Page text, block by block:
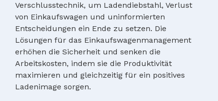
Verschlusstechnik, um Ladendiebstahl, Verlust
von Einkaufswagen und uninformierten
Entscheidungen ein Ende zu setzen. Die
Lösungen für das Einkaufswagenmanagement
erhöhen die Sicherheit und senken die
Arbeitskosten, indem sie die Produktivität
maximieren und gleichzeitig für ein positives
Ladenimage sorgen.